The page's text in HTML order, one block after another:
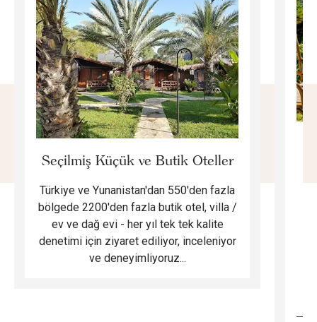
Seçilmiş Küçük ve Butik Oteller
Türkiye ve Yunanistan'dan 550'den fazla
bölgede 2200'den fazla butik otel, villa /
ev ve dağ evi - her yıl tek tek kalite
denetimi için ziyaret ediliyor, inceleniyor
ve deneyimliyoruz...